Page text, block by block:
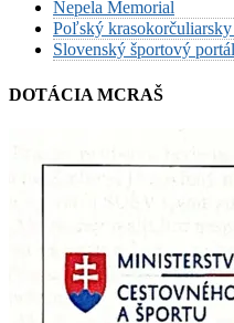
Nepela Memorial
Poľský krasokorčuliarsky
Slovenský športový portál
DOTÁCIA MCRAŠ